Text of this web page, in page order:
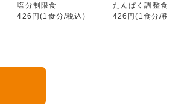
塩分制限食
426円(1食分/税込)
たんぱく調整食
426円(1食分/税込)